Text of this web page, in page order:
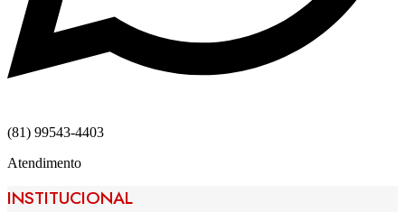
(81) 99543-4403
Atendimento
INSTITUCIONAL